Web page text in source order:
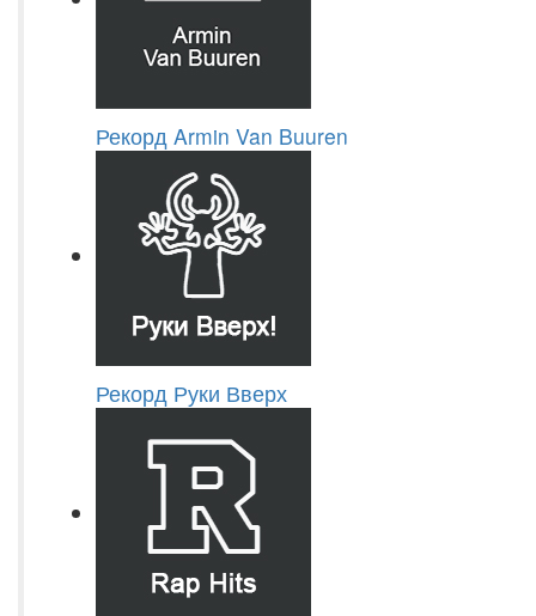
Рекорд Armin Van Buuren
Рекорд Руки Вверх